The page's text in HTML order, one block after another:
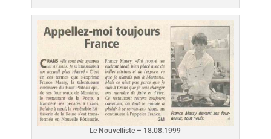
Le Nouvelliste – 18.08.1999